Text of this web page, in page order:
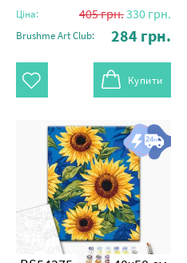
Ціна: 405грн.330 грн.
Brushme Art Club: 284 грн.
Купити